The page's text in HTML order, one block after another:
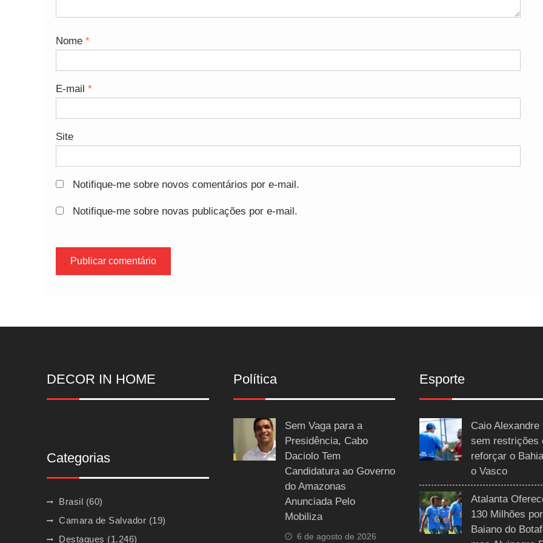
Nome *
E-mail *
Site
Notifique-me sobre novos comentários por e-mail.
Notifique-me sobre novas publicações por e-mail.
DECOR IN HOME
Categorias
Brasil (60)
Camara de Salvador (19)
Destaques (1.246)
Política
Sem Vaga para a
Presidência, Cabo
Daciolo Tem
Candidatura ao Governo
do Amazonas
Anunciada Pelo
Mobiliza
6 de agosto de 2026
Esporte
Caio Alexandre
sem restrições
reforçar o
o Vasco
Atalanta
130 Milhões
Baiano do